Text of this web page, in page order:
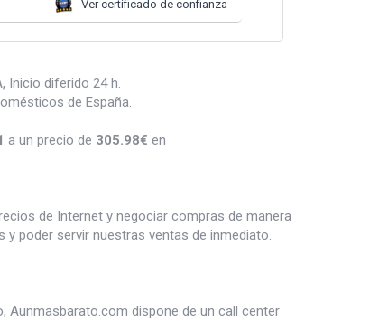
Ver certificado de confianza
Inicio diferido 24 h.
de España.
a un precio de 305.98€ en
de Internet y negociar compras de manera
poder servir nuestras ventas de inmediato.
Aunmasbarato.com dispone de un call center